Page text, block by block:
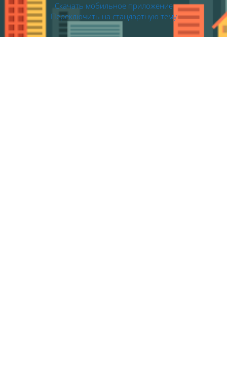
Скачать мобильное приложение
Переключить на стандартную тему